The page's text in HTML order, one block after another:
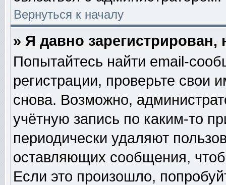
Вернуться к началу
» Я давно
Попытайтесь найти email-
регистрации, проверьте свои
снова. Возможно,
учётную запись по каким-то
периодически удаляют
оставляющих сообщения,
Если это произошло,